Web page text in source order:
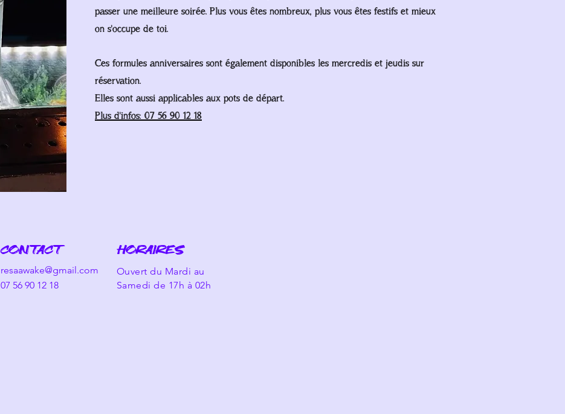
passer une meilleure soirée. Plus vous êtes nombreux, plus vous êtes festifs et mieux
on s'occupe de toi.
Ces formules anniversaires sont également disponibles les mercredis et jeudis sur
réservation.
Elles sont aussi applicables aux pots de départ.
Plus d'infos: 07 56 90 12 18
resaawake@gmail.com
07 56 90 12 18
Ouvert du Mardi au
Samedi de 17h à 02h
CONTACT HORAIRES